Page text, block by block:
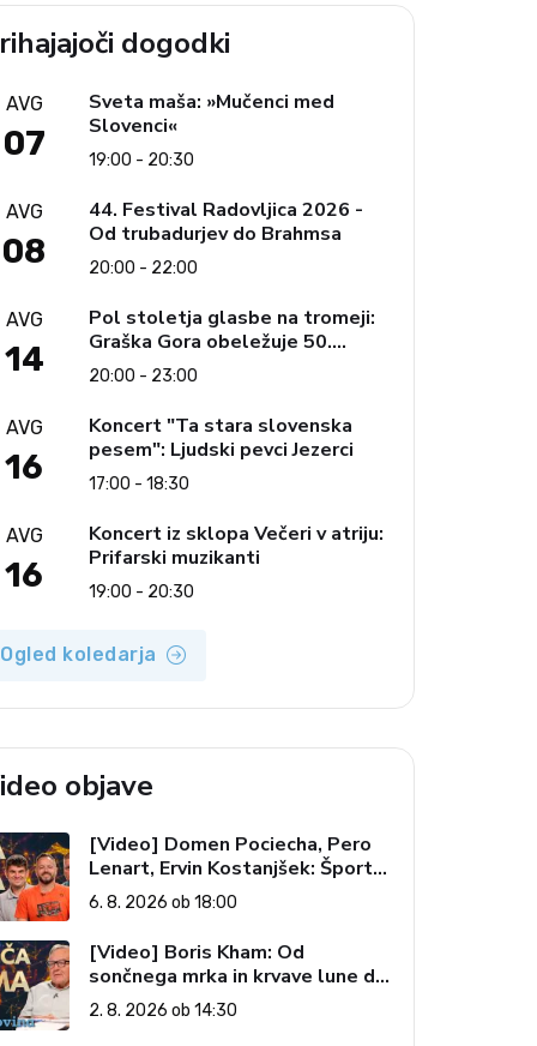
dogodki
AVG
07
Sveta maša: »Mučenci med
Slovenci«
19:00 - 20:30
AVG
08
44. Festival Radovljica 2026 -
Od trubadurjev do Brahmsa
20:00 - 22:00
AVG
14
Pol stoletja glasbe na tromeji:
Graška Gora obeležuje 50.
jubilejni festival narodno-
zabavne glasbe
20:00 - 23:00
AVG
16
Koncert "Ta stara slovenska
pesem": Ljudski pevci Jezerci
17:00 - 18:30
AVG
16
Koncert iz sklopa Večeri v atriju:
Prifarski muzikanti
19:00 - 20:30
Ogled koledarja
objave
[Video] Domen Pociecha, Pero
Lenart, Ervin Kostanjšek: Šport
specialcev (Vroča tema, 6. 8.
2026)
6. 8. 2026 ob 18:00
[Video] Boris Kham: Od
sončnega mrka in krvave lune do
slovenskih pečatov v vesolju
(Vroča tema, 2. 8. 2026)
2. 8. 2026 ob 14:30